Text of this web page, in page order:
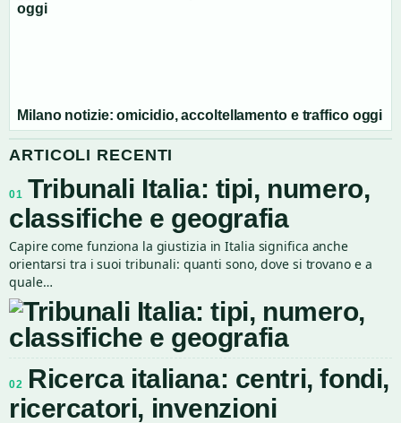
Milano notizie: omicidio, accoltellamento e traffico oggi
ARTICOLI RECENTI
01 Tribunali Italia: tipi, numero,
classifiche e geografia
Capire come funziona la giustizia in Italia significa anche
orientarsi tra i suoi tribunali: quanti sono, dove si trovano e a
quale…
02 Ricerca italiana: centri, fondi,
ricercatori, invenzioni